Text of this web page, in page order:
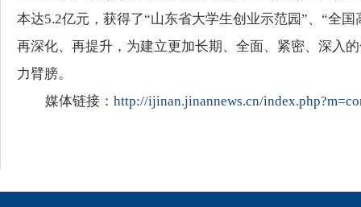
本达5.2亿元，获得了“山东省大学生创业示范园”、“全
再深化、再提升，为建立更加长期、全面、紧密、深入
力臂膀。
媒体链接： http://ijinan.jinannews.cn/